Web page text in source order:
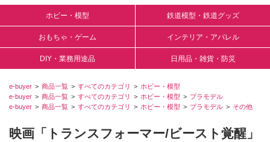
ホビー・模型 鉄道模型・鉄道グッズ
おもちゃ・ゲーム インテリア・アパレル
DIY・業務用途品 日用品・雑貨・防災
e-buyer 商品一覧 すべてのカテゴリ
ホビー・模型
e-buyer
商品一覧 すべてのカテゴリ ホビー・模型
プラモデル
e-buyer
商品一覧 すべてのカテゴリ ホビー・模型 プラモデル その他
映画「トランスフォーマー/ビースト覚醒」